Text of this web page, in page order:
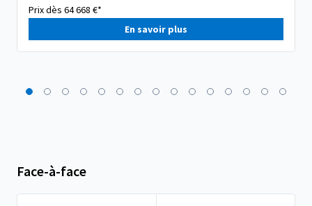
Prix dès 64 668 €*
En savoir plus
Face-à-face